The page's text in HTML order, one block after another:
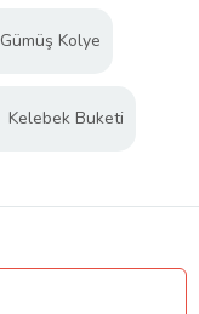
Gümüş Kolye
Kelebek Buketi